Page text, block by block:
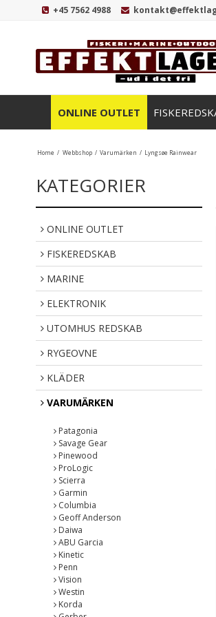
+45 7562 4988
ONLINE OUTLET
Home / Webbshop / Varumärken / Lyngsøe Rainwear
KATEGORIER
ONLINE OUTLET
FISKEREDSKAB
MARINE
ELEKTRONIK
UTOMHUS REDSKAB
RYGEOVNE
KLÄDER
VARUMÄRKEN
Patagonia
Savage Gear
Pinewood
ProLogic
Scierra
Garmin
Columbia
Geoff Anderson
Daiwa
ABU Garcia
Kinetic
Penn
Vision
Westin
Korda